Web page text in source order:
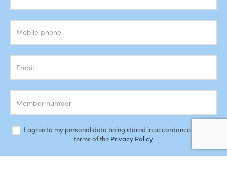
Newsletter
I agree to my personal data being stored in accordance with the
terms of the Privacy Policy